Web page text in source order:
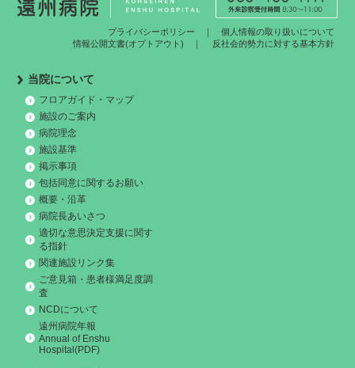
プライバシーポリシー ｜個人情報の取り扱いについて
情報公開文書(オプトアウト)
反社会的勢力に対する基本方針
当院について
フロアガイド・マップ
施設のご案内
病院理念
施設基準
掲示事項
包括同意に関するお願い
概要・沿革
病院長あいさつ
適切な意思決定支援に関す
る指針
関連施設リンク集
ご意見箱・患者様満足度調
査
NCDについて
遠州病院年報
Annual of Enshu
Hospital(PDF)